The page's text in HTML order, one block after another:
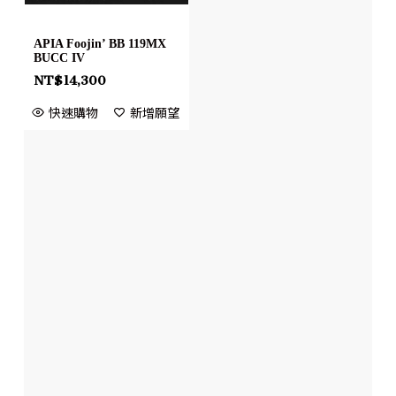
APIA Foojin’ BB 119MX
BUCC IV
NT$14,300
快速購物 新增願望